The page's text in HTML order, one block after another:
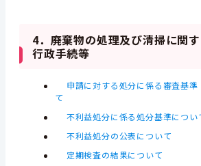
4．廃棄物の処理及び清掃に関
行政手続等
申請に対する処分に係る審査基
て
不利益処分に係る処分基準につい
不利益処分の公表について
定期検査の結果について